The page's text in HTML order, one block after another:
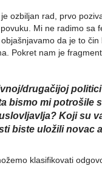
ozbiljan rad, prvo
Mi ne radimo sa
da je to čin
Pokret nam je
drugačijoj
bismo mi potrošile
Koji su
biste uložili novac
klasifikovati